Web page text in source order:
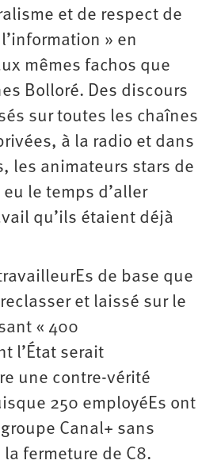
et de respect de
» en
mêmes fachos que
Bolloré. Des discours
sur toutes les chaînes
à la radio et dans
les animateurs stars de
eu le temps d’aller
qu’ils étaient déjà
de base que
et laissé sur le
« 400
l’État serait
une contre-vérité
250 employéEs ont
Canal+ sans
fermeture de C8.